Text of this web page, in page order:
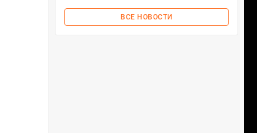
ВСЕ НОВОСТИ